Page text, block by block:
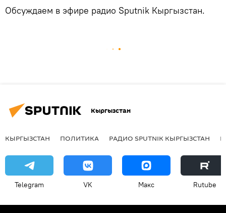
Обсуждаем в эфире радио Sputnik Кыргызстан.
Кыргызстан
КЫРГЫЗСТАН ПОЛИТИКА РАДИО SPUTNIK КЫРГЫЗСТАН
Telegram VK Макс Rutube